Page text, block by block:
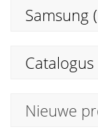
Samsung
Catalogus
Nieuwe